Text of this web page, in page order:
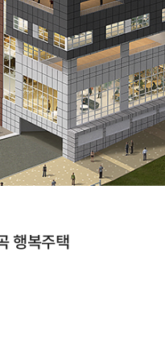
행복주택